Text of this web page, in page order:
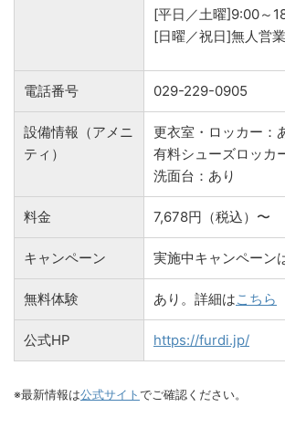
[平日／土曜]9:00～
[日曜／祝日]無人営業
電話番号 029-229-0905
設備情報（アメニ
ティ）
更衣室・ロッカー：
有料シューズロッカ
洗面台：あり
料金 7,678円（税込）〜
キャンペーン 実施中キャンペーン
無料体験 あり。詳細はこちら
公式HP https://furdi.jp/
※最新情報は公式サイト でご確認ください。